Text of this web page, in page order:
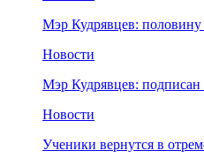
Мэр Кудрявцев: половину
Новости
Мэр Кудрявцев: подписан
Новости
Ученики вернутся в